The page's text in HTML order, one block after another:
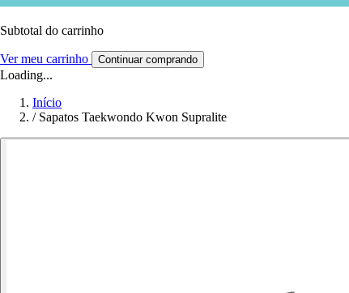
Subtotal do carrinho
Ver meu carrinho Continuar comprando
Loading...
Início
/ Sapatos Taekwondo Kwon Supralite